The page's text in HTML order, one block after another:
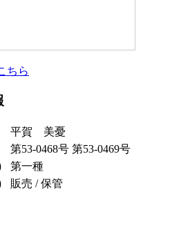
ちら
平賀 美憂
第53-0468号 第53-0469号
第一種
販売 / 保管